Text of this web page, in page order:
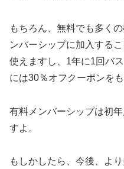
もちろん、無料でも多く
ンバーシップに加入する
使えますし、1年に1回バ
には30％オフクーポンをも
有料メンバーシップは初
すよ。
もしかしたら、今後、よ